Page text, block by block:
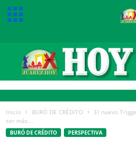
Inicio BURÓ DE CRÉDITO
El nuevo
ser más...
BURÓ DE CRÉDITO PERSPECTIVA